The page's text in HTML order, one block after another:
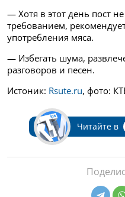
— Хотя в этот день пост
требованием,
употребления мяса.
— Избегать шума,
разговоров и песен.
Истоник: Rsute.ru, фото:
Читайте в